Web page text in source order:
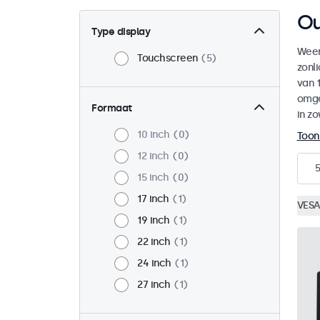
Type display
Touchscreen 5
Formaat
10 inch
0
12 inch
0
15 inch
0
17 inch
1
19 inch
1
22 inch
1
24 inch
1
27 inch
1
van
in
5